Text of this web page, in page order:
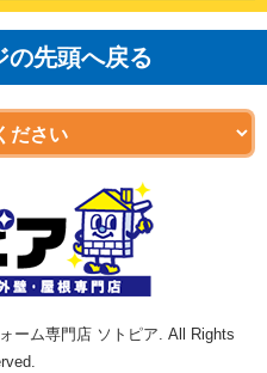
の先頭へ戻る
ーム専門店 ソトピア. All Rights